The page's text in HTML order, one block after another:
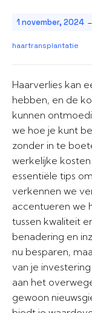
1 november, 2024 -
haartransplantatie
Haarverlies kan
hebben, en de
kunnen
we hoe je kunt
zonder in te
werkelijke
essentiële tips
verkennen we
accentueren we
tussen kwaliteit
benadering en
nu besparen,
van je
aan het
gewoon